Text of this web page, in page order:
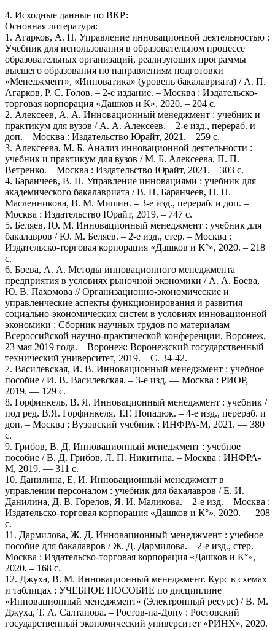
4. Исходные данные по ВКР:
Основная литература:
1. Агарков, А. П. Управление инновационной деятельностью :
Учебник для использования в образовательном процессе
образовательных организаций, реализующих программы
высшего образования по направлениям подготовки
«Менеджмент», «Инноватика» (уровень бакалавриата) / А. П.
Агарков, Р. С. Голов. – 2-е издание. – Москва : Издательско-
торговая корпорация «Дашков и К», 2020. – 204 с.
2. Алексеев, А. А. Инновационный менеджмент : учебник и
практикум для вузов / А. А. Алексеев. – 2-е изд., перераб. и
доп. – Москва : Издательство Юрайт, 2021. – 259 с.
3. Алексеева, М. Б. Анализ инновационной деятельности :
учебник и практикум для вузов / М. Б. Алексеева, П. П.
Ветренко. – Москва : Издательство Юрайт, 2021. – 303 с.
4. Баранчеев, В. П. Управление инновациями : учебник для
академического бакалавриата / В. П. Баранчеев, Н. П.
Масленникова, В. М. Мишин. – 3-е изд., перераб. и доп. –
Москва : Издательство Юрайт, 2019. – 747 с.
5. Беляев, Ю. М. Инновационный менеджмент : учебник для
бакалавров / Ю. М. Беляев. – 2-е изд., стер. – Москва :
Издательско-торговая корпорация «Дашков и К°», 2020. – 218
с.
6. Боева, А. А. Методы инновационного менеджмента
предприятия в условиях рыночной экономики / А. А. Боева,
Ю. В. Пахомова // Организационно-экономические и
управленческие аспекты функционирования и развития
социально-экономических систем в условиях инновационной
экономики : Сборник научных трудов по материалам
Всероссийской научно-практической конференции, Воронеж,
23 мая 2019 года. – Воронеж: Воронежский государственный
технический университет, 2019. – С. 34-42.
7. Василевская, И. В. Инновационный менеджмент : учебное
пособие / И. В. Василевская. – 3-e изд. — Москва : РИОР,
2019. — 129 с.
8. Горфинкель, В. Я. Инновационный менеджмент : учебник /
под ред. В.Я. Горфинкеля, Т.Г. Попадюк. – 4-е изд., перераб. и
доп. – Москва : Вузовский учебник : ИНФРА-М, 2021. — 380
с.
9. Грибов, В. Д. Инновационный менеджмент : учебное
пособие / В. Д. Грибов, Л. П. Никитина. – Москва : ИНФРА-
М, 2019. — 311 с.
10. Данилина, Е. И. Инновационный менеджмент в
управлении персоналом : учебник для бакалавров / Е. И.
Данилина, Д. В. Горелов, Я. И. Маликова. – 2-е изд. – Москва :
Издательско-торговая корпорация «Дашков и К°», 2020. — 208
с.
11. Дармилова, Ж. Д. Инновационный менеджмент : учебное
пособие для бакалавров / Ж. Д. Дармилова. – 2-е изд., стер. –
Москва : Издательско-торговая корпорация «Дашков и К°»,
2020. – 168 с.
12. Джуха, В. М. Инновационный менеджмент. Курс в схемах
и таблицах : УЧЕБНОЕ ПОСОБИЕ по дисциплине
«Инновационный менеджмент» (Электронный ресурс) / В. М.
Джуха, Т. А. Салтанова. – Ростов-на-Дону : Ростовский
государственный экономический университет «РИНХ», 2020.